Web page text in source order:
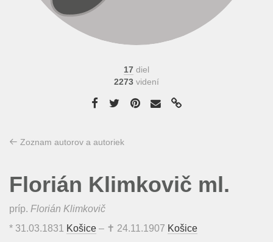
17 diel
2273 videní
Zoznam autorov a autoriek
Florián Klimkovič ml.
príp. Florián Klimkovič
* 31.03.1831 Košice – ✝ 24.11.1907 Košice